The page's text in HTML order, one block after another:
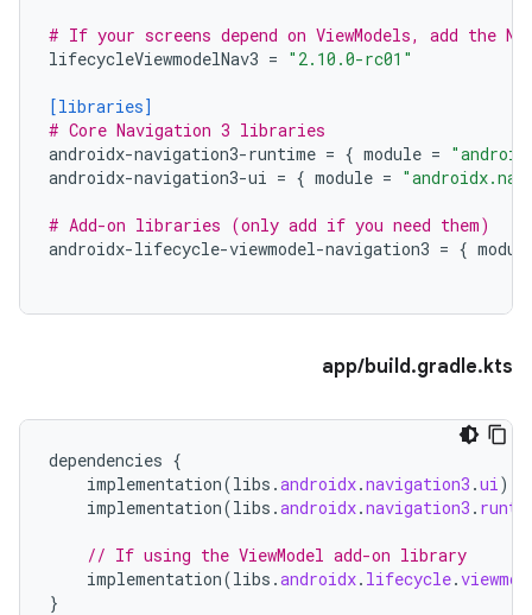
# If your screens depend on ViewModels, add the
lifecycleViewmodelNav3 = "2.10.0-rc01"
[libraries]
# Core Navigation 3 libraries
androidx-navigation3-runtime = { module =
androidx-navigation3-ui = { module =
# Add-on libraries (only add if you need them)
androidx-lifecycle-viewmodel-navigation3 = {
app/build.gradle.kts
dependencies {
implementation(libs .androidx.navigation3 .ui)
implementation(libs .androidx.navigation3 .
// If using the ViewModel add-on library
implementation(libs .androidx. lifecycle.
}